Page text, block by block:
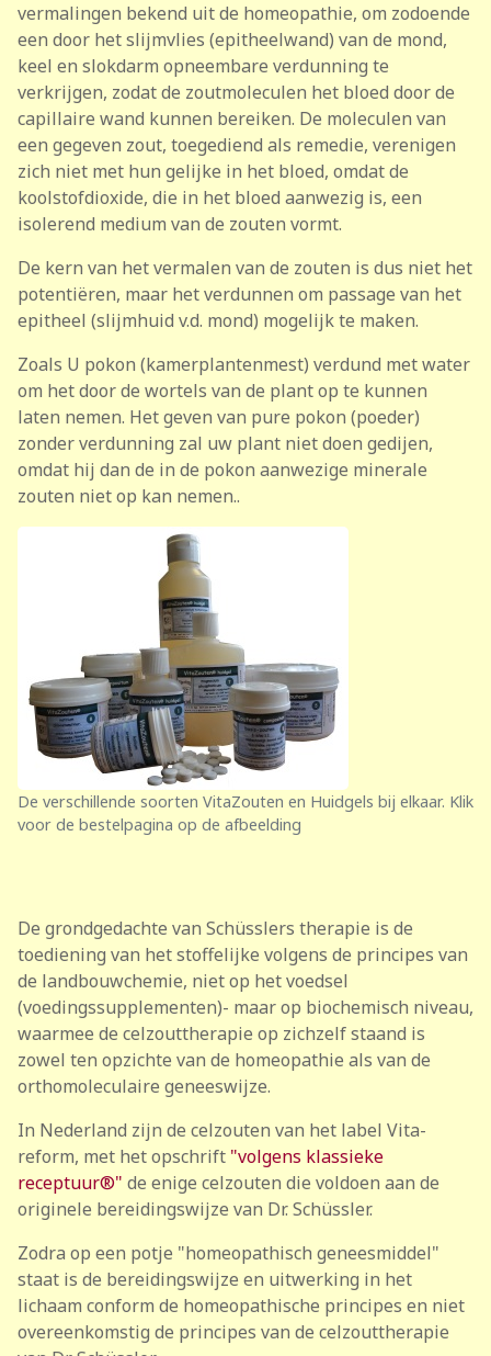
vermalingen bekend uit de homeopathie, om zodoende
een door het slijmvlies (epitheelwand) van de mond,
keel en slokdarm opneembare verdunning te
verkrijgen, zodat de zoutmoleculen het bloed door de
capillaire wand kunnen bereiken. De moleculen van
een gegeven zout, toegediend als remedie, verenigen
zich niet met hun gelijke in het bloed, omdat de
koolstofdioxide, die in het bloed aanwezig is, een
isolerend medium van de zouten vormt.
De kern van het vermalen van de zouten is dus niet het
potentiëren, maar het verdunnen om passage van het
epitheel (slijmhuid v.d. mond) mogelijk te maken.
Zoals U pokon (kamerplantenmest) verdund met water
om het door de wortels van de plant op te kunnen
laten nemen. Het geven van pure pokon (poeder)
zonder verdunning zal uw plant niet doen gedijen,
omdat hij dan de in de pokon aanwezige minerale
zouten niet op kan nemen..
De verschillende soorten VitaZouten en Huidgels bij elkaar. Klik
voor de bestelpagina op de afbeelding
De grondgedachte van Schüsslers therapie is de
toediening van het stoffelijke volgens de principes van
de landbouwchemie, niet op het voedsel
(voedingssupplementen)- maar op biochemisch niveau,
waarmee de celzouttherapie op zichzelf staand is
zowel ten opzichte van de homeopathie als van de
orthomoleculaire geneeswijze.
In Nederland zijn de celzouten van het label Vita-
reform, met het opschrift "volgens klassieke
receptuur®" de enige celzouten die voldoen aan de
originele bereidingswijze van Dr. Schüssler.
Zodra op een potje "homeopathisch geneesmiddel"
staat is de bereidingswijze en uitwerking in het
lichaam conform de homeopathische principes en niet
overeenkomstig de principes van de celzouttherapie